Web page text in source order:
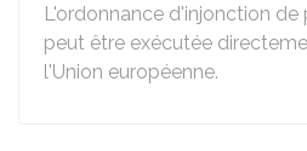
L'ordonnance d'injonction de
peut être exécutée
l'Union européenne.